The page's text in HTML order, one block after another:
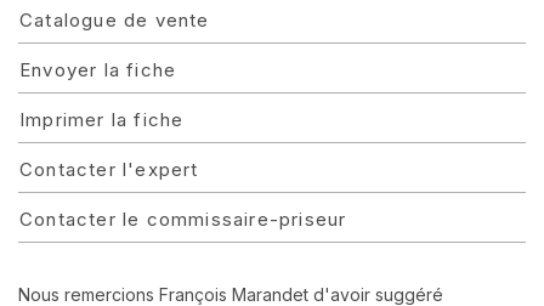
Catalogue de vente
Envoyer la fiche
Imprimer la fiche
Contacter l'expert
Contacter le commissaire-priseur
Nous remercions François Marandet d'avoir suggéré